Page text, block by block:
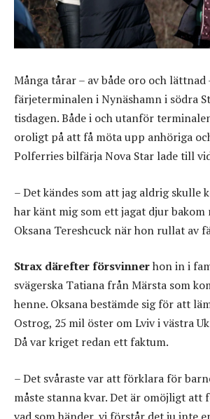
Många tårar – av både oro och lättnad
färjeterminalen i Nynäshamn i södra
tisdagen. Både i och utanför
oroligt på att få möta upp anhöriga
Polferries bilfärja Nova Star lade till
– Det kändes som att jag aldrig skulle
har känt mig som ett jagat djur bakom
Oksana Tereshcuck när hon rullat av
Strax därefter försvinnerhon in i
svägerska Tatiana från Märsta som
henne. Oksana bestämde sig för att
Ostrog, 25 mil öster om Lviv i västra
Då var kriget redan ett faktum.
– Det svåraste var att förklara för
måste stanna kvar. Det är omöjligt att